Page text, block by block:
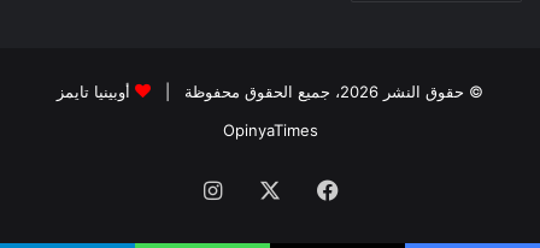
© حقوق النشر 2026، جميع الحقوق محفوظة |
أوبينيا تايمز
OpinyaTimes
فيسبوك انستقرام